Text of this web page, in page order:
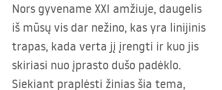
Nors gyvename XXI amžiuje, daugelis
iš mūsų vis dar nežino, kas yra linijinis
trapas, kada verta jį įrengti ir kuo jis
skiriasi nuo įprasto dušo padėklo.
Siekiant praplėsti žinias šia tema,